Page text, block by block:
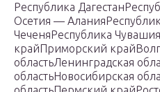
Республика
Осетия —
ЧеченяРеспублика
крайПриморский
областьЛенинградская
областьНовосибирская